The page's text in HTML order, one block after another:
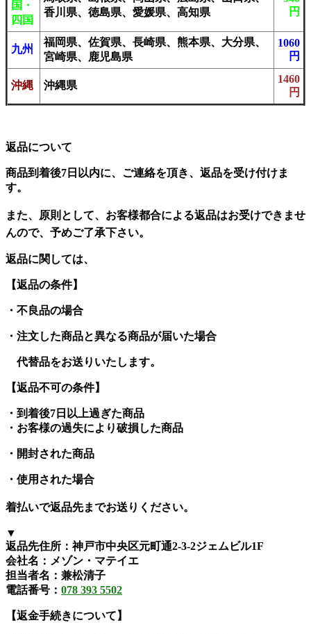
国・
四国
香川県、徳島県、愛媛県、高知県
円
九州
福岡県、佐賀県、長崎県、熊本県、大分県、
宮崎県、鹿児島県
1060
円
沖縄 沖縄県
1460
円
返品について
商品到着後7日以内に、ご連絡を頂き、返品を受け付けま
す。
また、 原則として、 お客様都合による返品はお受けできませ
んので、予めご了承下さい。
返品に関しては、
【返品の条件】
・不良品の場合
・注文した商品と異なる商品が届いた場合
代替品をお送りいたします。
【返品不可の条件】
・到着後7日以上過ぎた商品
・ お客様の過失により破損した商品
・開封された商品
・使用された場合
着払いで返品先までお送りください。
▼
返品先住所：神戸市中央区元町通2-3-2ジェムビル1F
会社名：メゾン・マテイエ
担当者名： 兼松清子
電話番号 ： 078 393 5502
【返金手続きについて】